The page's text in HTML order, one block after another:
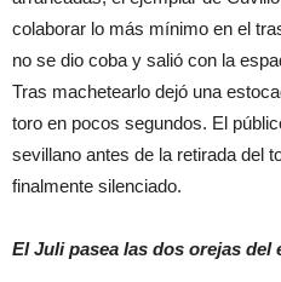
colaborar lo más mínimo en el
no se dio coba y salió con la
Tras machetearlo dejó una
toro en pocos segundos. El
sevillano antes de la retirada del
finalmente silenciado.
El Juli pasea las dos orejas del